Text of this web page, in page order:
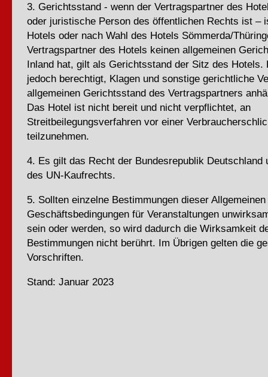
3. Gerichtsstand - wenn der Vertragspartner des
oder juristische Person des öffentlichen Rechts ist –
Hotels oder nach Wahl des Hotels Sömmerda/
Vertragspartner des Hotels keinen allgemeinen
Inland hat, gilt als Gerichtsstand der Sitz des Hotels.
jedoch berechtigt, Klagen und sonstige gerichtliche
allgemeinen Gerichtsstand des Vertragspartners
Das Hotel ist nicht bereit und nicht verpflichtet, an
Streitbeilegungsverfahren vor einer
teilzunehmen.
4. Es gilt das Recht der Bundesrepublik Deutschland
des UN-Kaufrechts.
5. Sollten einzelne Bestimmungen dieser Allgemeinen
Geschäftsbedingungen für Veranstaltungen
sein oder werden, so wird dadurch die Wirksamkeit
Bestimmungen nicht berührt. Im Übrigen gelten die
Vorschriften.
Stand: Januar 2023